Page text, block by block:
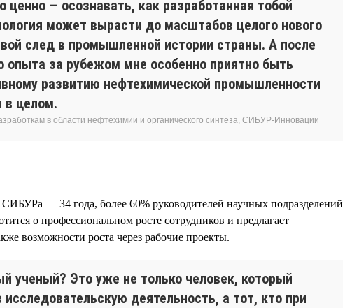
ценно — осознавать, как разработанная тобой
может вырасти до масштабов целого нового
след в промышленной истории страны. А после
опыта за рубежом мне особенно приятно быть
развитию нефтехимической промышленности
в целом.
в области нефтехимии и органического синтеза, СИБУР-Инновации
— 34 года, более 60% руководителей научных подразделений
о профессиональном росте сотрудников и предлагает
возможности роста через рабочие проекты.
ученый? Это уже не только человек, который
исследовательскую деятельность, а тот, кто при